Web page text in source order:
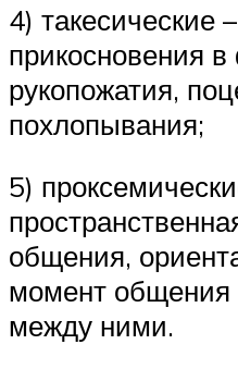
4) такесические
прикосновения
рукопожатия,
похлопывания;
5)
общения,
момент общения
между ними.